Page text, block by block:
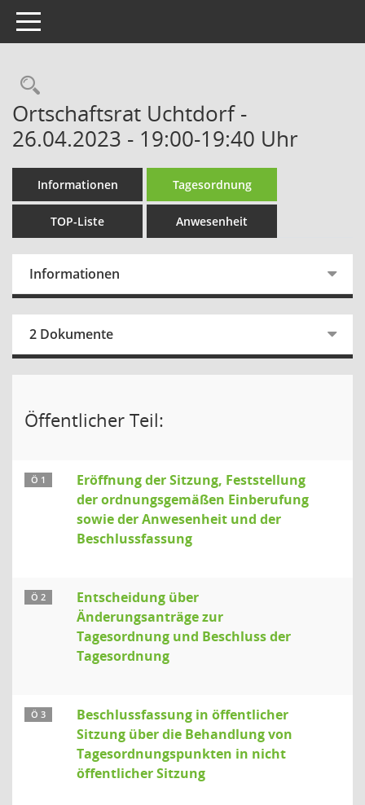
Toggle navigation
Rechercheauswahl
Ortschaftsrat Uchtdorf -
26.04.2023 - 19:00-19:40 Uhr
Informationen Tagesordnung
TOP-Liste Anwesenheit
Informationen
2 Dokumente
Öffentlicher Teil:
Ö 1
Eröffnung der Sitzung, Feststellung
der ordnungsgemäßen Einberufung
sowie der Anwesenheit und der
Beschlussfassung
Ö 2
Entscheidung über
Änderungsanträge zur
Tagesordnung und Beschluss der
Tagesordnung
Ö 3
Beschlussfassung in öffentlicher
Sitzung über die Behandlung von
Tagesordnungspunkten in nicht
öffentlicher Sitzung